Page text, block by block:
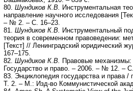
80. Шундиков К.В.
Инструментальная
направление научного исследования
– № 2. – С. 16–23.
81. Шундиков К.В.
Инструментальный
теория в современном правоведении:
[Текст] // Ленинградский юридический
167–175.
82. Шундиков К.В.
Правовые механизмы:
Государство и право. – 2006. – № 12. – С.
83. Энциклопедия государства и права
Т. 2. – М.: Изд-во Коммунистической